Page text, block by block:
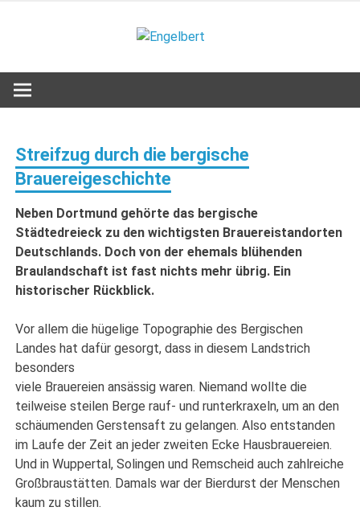
Streifzug durch die bergische
Brauereigeschichte
Neben Dortmund gehörte das bergische
Städtedreieck zu den wichtigsten Brauereistandorten
Deutschlands. Doch von der ehemals blühenden
Braulandschaft ist fast nichts mehr übrig. Ein
historischer Rückblick.
Vor allem die hügelige Topographie des Bergischen
Landes hat dafür gesorgt, dass in diesem Landstrich
besonders
viele Brauereien ansässig waren. Niemand wollte die
teilweise steilen Berge rauf- und runterkraxeln, um an den
schäumenden Gerstensaft zu gelangen. Also entstanden
im Laufe der Zeit an jeder zweiten Ecke Hausbrauereien.
Und in Wuppertal, Solingen und Remscheid auch zahlreiche
Großbraustätten. Damals war der Bierdurst der Menschen
kaum zu stillen.